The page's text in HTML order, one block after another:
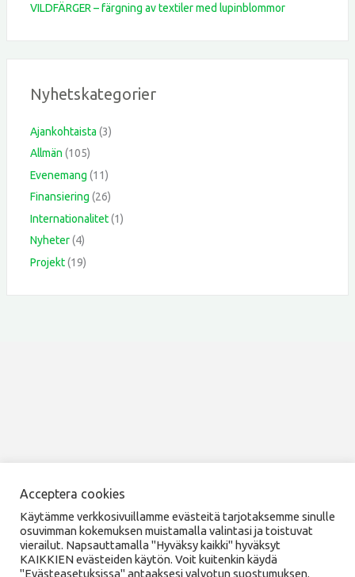
VILDFÄRGER – färgning av textiler med lupinblommor
Nyhetskategorier
Ajankohtaista (3)
Allmän (105)
Evenemang (11)
Finansiering (26)
Internationalitet(1)
Nyheter(4)
Projekt(19)
Copyright © 2026 Utvecklingsförening SILMU rf
Acceptera cookies
Käytämme verkkosivuillamme evästeitä tarjotaksemme sinulle
osuvimman kokemuksen muistamalla valintasi ja toistuvat
vierailut. Napsauttamalla "Hyväksy kaikki" hyväksyt
KAIKKIEN evästeiden käytön. Voit kuitenkin käydä
"Evästeasetuksissa" antaaksesi valvotun suostumuksen.